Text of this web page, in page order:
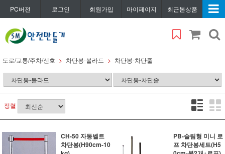
PC버전 로그인 회원가입 마이페이지 최근본상품
도로/교통/주차/신호 차단봉-볼라드 차단봉-차단줄
정렬
CH-50 자동벨트
차단봉(H90cm-10
PB-슬림형 미니 로
프 차단봉세트(H5